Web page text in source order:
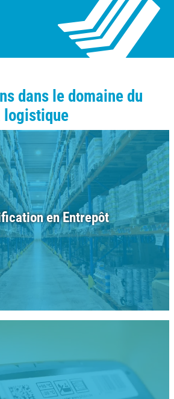
dans le domaine du
logistique
en Entrepôt